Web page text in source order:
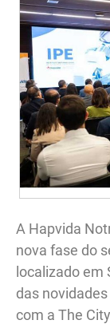
A Hapvida
nova fase do
localizado em
das
com a The